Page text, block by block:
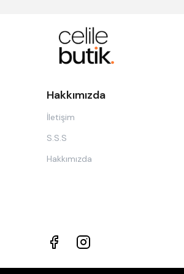
Hakkımızda
İletişim
S.S.S
Hakkımızda